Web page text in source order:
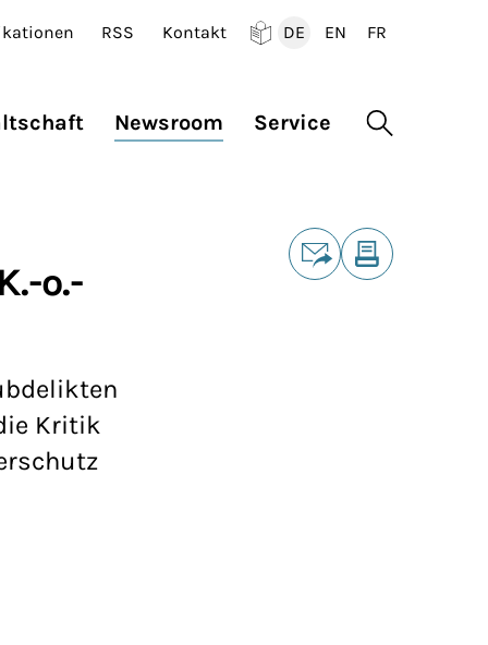
RSS Kontakt
DE
EN
FR
Newsroom Service Suche
o.-
Kritik